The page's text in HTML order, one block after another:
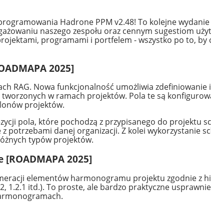
Hadrone PPM v2.48! To kolejne wydanie
naszego zespołu oraz cennym sugestiom
programami i portfelem - wszystko po to, by
2025]
RAG. Nowa funkcjonalność umożliwia zdefiniowanie
w ramach projektów. Pola te są
projektów.
pola, które pochodzą z przypisanego do projektu
potrzebami danej organizacji. Z kolei wykorzystanie
typów projektów.
2025]
elementów harmonogramu projektu zgodnie z
1.2.1 itd.). To proste, ale bardzo praktyczne